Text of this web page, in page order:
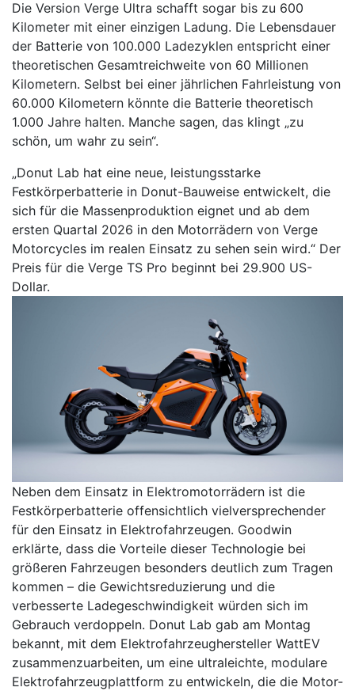
Die Version Verge Ultra schafft sogar bis zu 600
Kilometer mit einer einzigen Ladung. Die Lebensdauer
der Batterie von 100.000 Ladezyklen entspricht einer
theoretischen Gesamtreichweite von 60 Millionen
Kilometern. Selbst bei einer jährlichen Fahrleistung von
60.000 Kilometern könnte die Batterie theoretisch
1.000 Jahre halten. Manche sagen, das klingt „zu
schön, um wahr zu sein“.
„Donut Lab hat eine neue, leistungsstarke
Festkörperbatterie in Donut-Bauweise entwickelt, die
sich für die Massenproduktion eignet und ab dem
ersten Quartal 2026 in den Motorrädern von Verge
Motorcycles im realen Einsatz zu sehen sein wird.“ Der
Preis für die Verge TS Pro beginnt bei 29.900 US-
Dollar.
Neben dem Einsatz in Elektromotorrädern ist die
Festkörperbatterie offensichtlich vielversprechender
für den Einsatz in Elektrofahrzeugen. Goodwin
erklärte, dass die Vorteile dieser Technologie bei
größeren Fahrzeugen besonders deutlich zum Tragen
kommen – die Gewichtsreduzierung und die
verbesserte Ladegeschwindigkeit würden sich im
Gebrauch verdoppeln. Donut Lab gab am Montag
bekannt, mit dem Elektrofahrzeughersteller WattEV
zusammenzuarbeiten, um eine ultraleichte, modulare
Elektrofahrzeugplattform zu entwickeln, die die Motor-